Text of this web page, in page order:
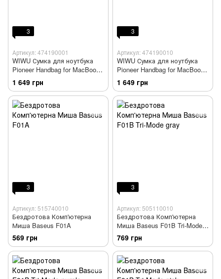
3
Артикул: 474190001
WIWU Сумка для ноутбука
Pioneer Handbag for MacBook
14" (Black)
1 649 грн
3
Артикул: 474190010
WIWU Сумка для ноутбука
Pioneer Handbag for MacBook
14" (Grey)
1 649 грн
3
Артикул: 515740010
Бездротова Комп'ютерна
Миша Baseus F01A
569 грн
3
Артикул: 505110010
Бездротова Комп'ютерна
Миша Baseus F01B Tri-Mode
gray
769 грн